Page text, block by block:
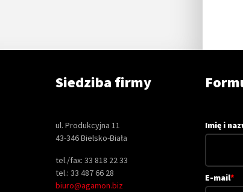
Siedziba firmy
ul. Produkcyjna 11
43-346 Bielsko-Biała
tel./fax: 33 818 22 33
tel.: 33 487 66 28
biuro@agamon.biz
Imię i
E-mail*